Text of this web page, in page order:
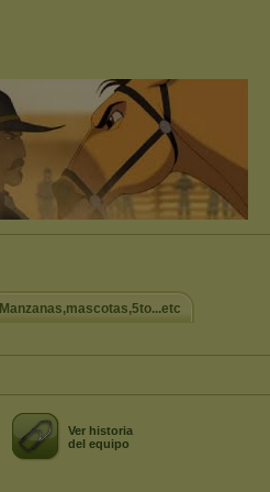
Manzanas,mascotas,5to...etc
Ver historia
del equipo